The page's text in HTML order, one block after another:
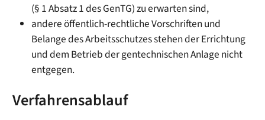
(§ 1 Absatz 1 des GenTG) zu erwarten sind,
andere öffentlich-rechtliche Vorschriften und
Belange des Arbeitsschutzes stehen der Errichtung
und dem Betrieb der gentechnischen Anlage nicht
entgegen.
Verfahrensablauf